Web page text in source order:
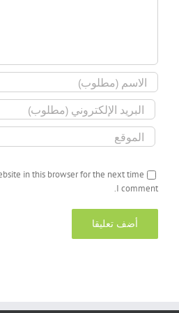
in this browser for the next time
I comment.